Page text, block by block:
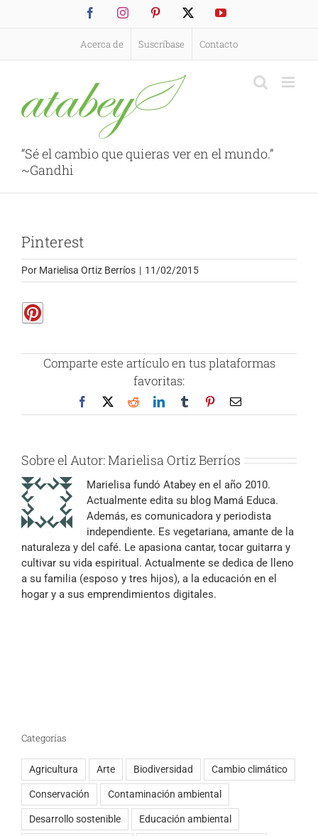
FacebookInstagramPinterest YouTube
Acerca de Suscríbase Contacto
“Sé el cambio que quieras ver en el mundo.”
~Gandhi
Pinterest
Por Marielisa Ortiz Berríos | 11/02/2015
Comparte este artículo en tus plataformas
favoritas:
Facebook RedditLinkedInTumblr PinterestCorreo
electrónico
Sobre el Autor:Marielisa Ortiz Berríos
Marielisa fundó Atabey en el año 2010.
Actualmente edita su blog Mamá Educa.
Además, es comunicadora y periodista
independiente. Es vegetariana, amante de la
naturaleza y del café. Le apasiona cantar, tocar guitarra y
cultivar su vida espiritual. Actualmente se dedica de lleno
a su familia (esposo y tres hijos), a la educación en el
hogar y a sus emprendimientos digitales.
Categorías
Agricultura Arte Biodiversidad Cambio climático
Conservación Contaminación ambiental
Desarrollo sostenible Educación ambiental